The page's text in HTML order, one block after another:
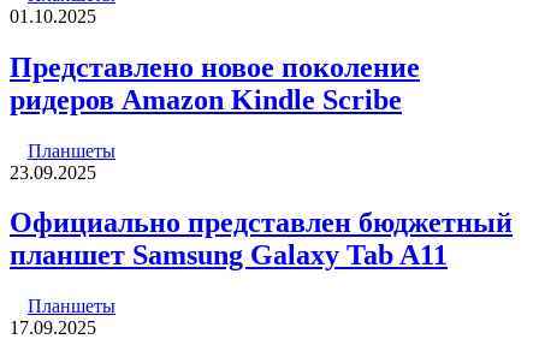
01.10.2025
Представлено новое поколение
ридеров Amazon Kindle Scribe
Планшеты
23.09.2025
Официально представлен бюджетный
планшет Samsung Galaxy Tab A11
Планшеты
17.09.2025